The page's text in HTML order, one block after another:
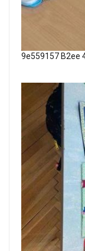
9e559157 B2ee